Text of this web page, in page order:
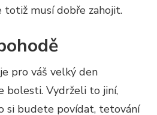
totiž musí dobře zahojit.
pro váš velký den
bolesti. Vydrželi to jiní,
si budete povídat, tetování